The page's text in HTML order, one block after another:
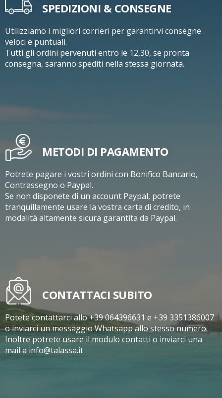
SPEDIZIONI & CONSEGNE
Utilizziamo i migliori corrieri per garantirvi consegne
veloci e puntuali.
Tutti gli ordini pervenuti entro le 12,30, se pronta
consegna, saranno spediti nella stessa giornata.
METODI DI PAGAMENTO
Potrete pagare i vostri ordini con Bonifico Bancario,
Contrassegno o Paypal.
Se non disponete di un account Paypal, potrete
tranquillamente usare la vostra carta di credito, in
modalità altamente sicura garantita da Paypal.
CONTATTACI SUBITO
Potete contattarci allo +39 064396631 e +39 3351386007
o inviarci un messaggio Whatsapp allo stesso numero.
Inoltre potrete usare il modulo contatti o inviarci una
mail a info@talassa.it